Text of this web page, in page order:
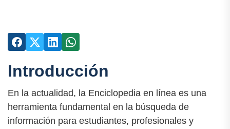
Introducción
En la actualidad, la Enciclopedia en línea es una
herramienta fundamental en la búsqueda de
información para estudiantes, profesionales y